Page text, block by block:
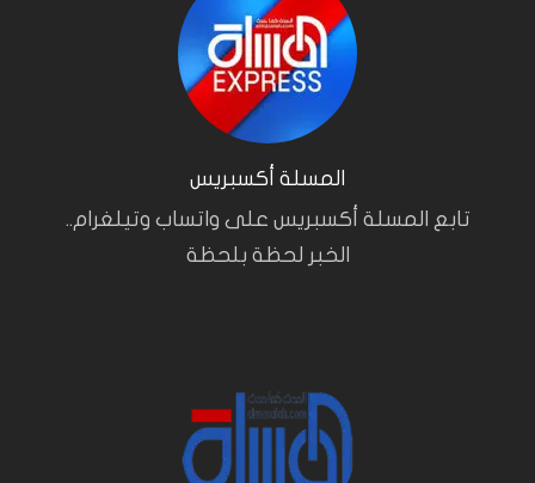
المسلة أكسبريس
تابع المسلة أكسبريس على واتساب وتيلغرام..
الخبر لحظة بلحظة